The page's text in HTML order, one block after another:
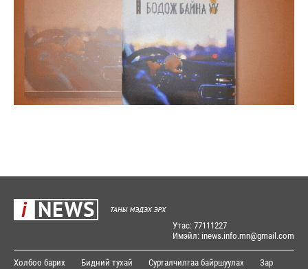
Утас: 77111227
Имэйл: inews.info.mn@gmail.com
Холбоо барих Бидний тухай Сурталчилгаа байршуулах
Зар